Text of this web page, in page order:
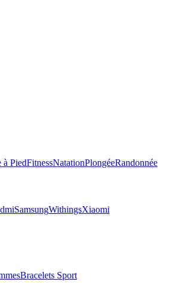
à PiedFitnessNatationPlongéeRandonnée
SamsungWithingsXiaomi
Bracelets Sport